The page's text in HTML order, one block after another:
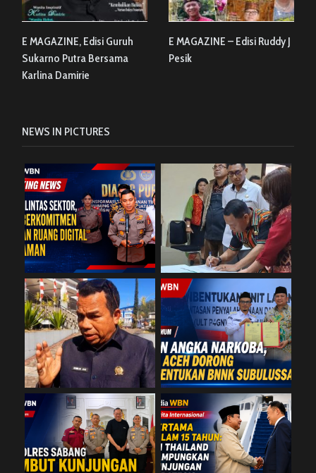
E MAGAZINE, Edisi Guruh
Sukarno Putra Bersama
Karlina Damirie
E MAGAZINE – Edisi Ruddy J
Pesik
NEWS IN PICTURES